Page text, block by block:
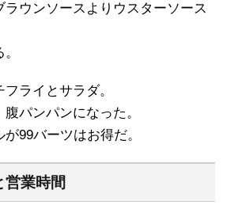
ウンソースよりウスターソース
ライとサラダ。
パンパンになった。
99バーツはお得だ。
営業時間